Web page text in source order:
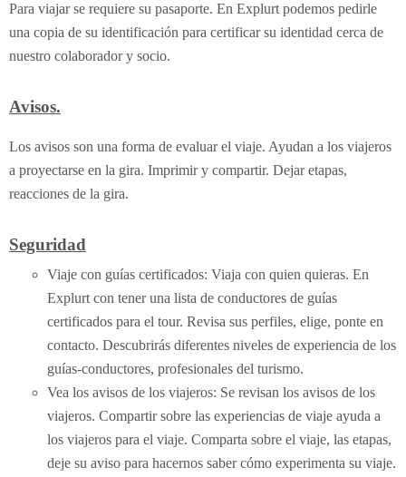
Para viajar se requiere su pasaporte. En Explurt podemos pedirle
una copia de su identificación para certificar su identidad cerca de
nuestro colaborador y socio.
Avisos.
Los avisos son una forma de evaluar el viaje. Ayudan a los viajeros
a proyectarse en la gira. Imprimir y compartir. Dejar etapas,
reacciones de la gira.
Seguridad
Viaje con guías certificados: Viaja con quien quieras. En
Explurt con tener una lista de conductores de guías
certificados para el tour. Revisa sus perfiles, elige, ponte en
contacto. Descubrirás diferentes niveles de experiencia de los
guías-conductores, profesionales del turismo.
Vea los avisos de los viajeros: Se revisan los avisos de los
viajeros. Compartir sobre las experiencias de viaje ayuda a
los viajeros para el viaje. Comparta sobre el viaje, las etapas,
deje su aviso para hacernos saber cómo experimenta su viaje.